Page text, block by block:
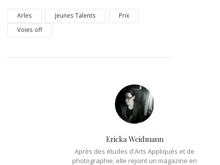
Arles Jeunes Talents
Prix
Voies off
Ericka Weidmann
Après des études d'Arts Appliqués et de
photographie, elle rejoint un magazine en